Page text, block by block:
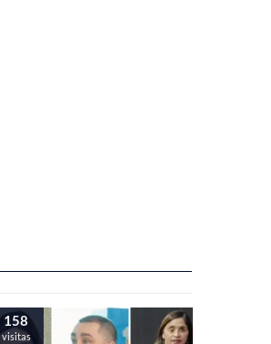
158
visitas